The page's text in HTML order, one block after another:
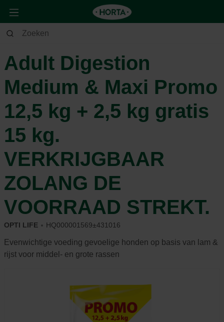
Dier Hond
Adult Digestion
Medium & Maxi Promo
12,5 kg + 2,5 kg gratis
15 kg.
VERKRIJGBAAR
ZOLANG DE
VOORRAAD STREKT.
OPTI LIFE HQ000001569±431016
Evenwichtige voeding gevoelige honden op basis van lam &
rijst voor middel- en grote rassen